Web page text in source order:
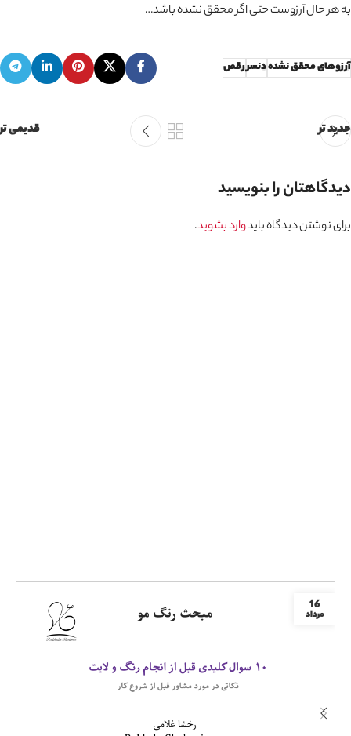
به هر حال آرزوست حتی اگر محقق نشده باشد…
آرزوهای محقق نشدهدنسررقص
جدید تر قدیمی تر
دیدگاهتان را بنویسید
برای نوشتن دیدگاه بایدوارد بشوید.
16
مرداد